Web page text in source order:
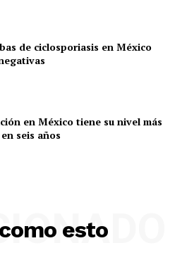
de ciclosporiasis en México
en México tiene su nivel más
seis años
esto